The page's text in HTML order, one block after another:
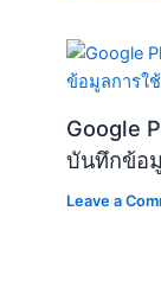
Google
บันทึกข้อ
Leave a